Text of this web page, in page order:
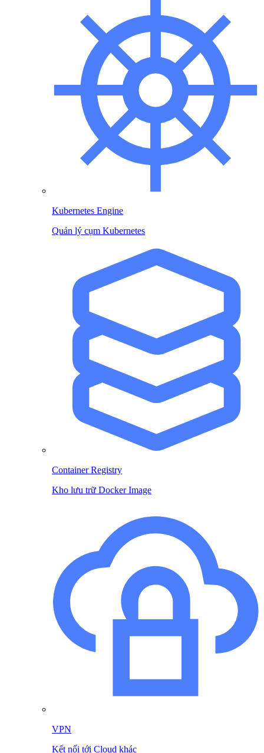
Kubernetes Engine
Quản lý cụm Kubernetes
Container Registry
Kho lưu trữ Docker Image
VPN
Kết nối tới Cloud khác